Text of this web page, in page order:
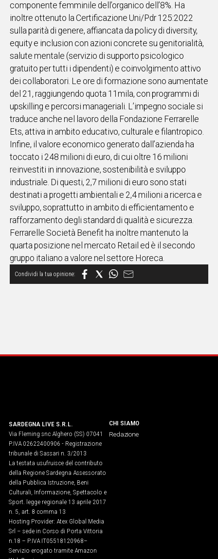
componente femminile dell’organico dell’8%. Ha
inoltre ottenuto la Certificazione Uni/Pdr 125:2022
sulla parità di genere, affiancata da policy di diversity,
equity e inclusion con azioni concrete su genitorialità,
salute mentale (servizio di supporto psicologico
gratuito per tutti i dipendenti) e coinvolgimento attivo
dei collaboratori. Le ore di formazione sono aumentate
del 21, raggiungendo quota 11mila, con programmi di
upskilling e percorsi manageriali. L’impegno sociale si
traduce anche nel lavoro della Fondazione Ferrarelle
Ets, attiva in ambito educativo, culturale e filantropico.
Infine, il valore economico generato dall’azienda ha
toccato i 248 milioni di euro, di cui oltre 16 milioni
reinvestiti in innovazione, sostenibilità e sviluppo
industriale. Di questi, 2,7 milioni di euro sono stati
destinati a progetti ambientali e 2,4 milioni a ricerca e
sviluppo, soprattutto in ambito di efficientamento e
rafforzamento degli standard di qualità e sicurezza.
Ferrarelle Società Benefit ha inoltre mantenuto la
quarta posizione nel mercato Retail ed è il secondo
gruppo italiano a valore nel settore Horeca.
SARDEGNA LIVE S.R.L.
Via Fleming snc Alghero (SS) 07041
P.IVA 02622400906 - Registrazione
tribunale di Sassari n. 3/2013
La testata usufruisce del contributo
della Regione Sardegna Assessorato
della Pubblica Istruzione, Beni
Culturali, Informazione, Spettacolo e
Sport. legge regionale 13 aprile 2017
n. 5, art. 8 comma 13
Hosting Provider: Atex Global Media
Srl – sede in Corso di Porta Vittoria
n.18 – P.IVA IT05518120968​–
Servizio erogato tramite Amazon
CHI SIAMO
Redazione